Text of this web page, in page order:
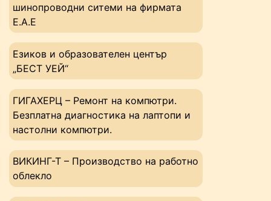
шинопроводни ситеми на фирмата
Е.А.Е
Езиков и образователен център
„БЕСТ УЕЙ“
ГИГАХЕРЦ – Ремонт на компютри.
Безплатна диагностика на лаптопи и
настолни компютри.
ВИКИНГ-Т – Производство на работно
облекло